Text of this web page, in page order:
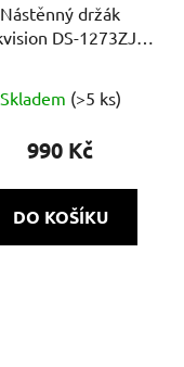
Nástěnný držák
DS-1273ZJ-
Skladem (>5 ks)
990 Kč
DO KOŠÍKU